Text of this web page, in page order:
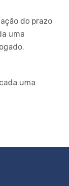
do prazo
uma
uma